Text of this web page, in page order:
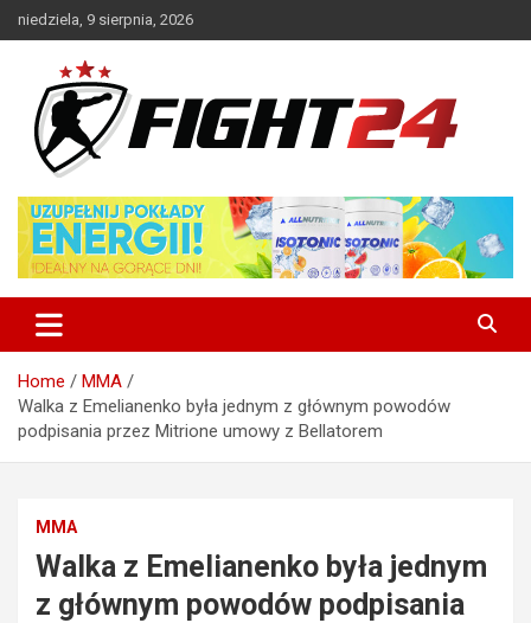
Skip
to
niedziela, 9 sierpnia, 2026
FIGHT24.PL – MMA i K-1, UFC
Home
MMA
Walka z Emelianenko była jednym z głównym powodów
podpisania przez Mitrione umowy z Bellatorem
MMA
Walka z Emelianenko była jednym
z głównym powodów podpisania